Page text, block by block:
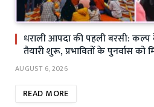
धराली आपदा की पहली बरसी: कल्प
तैयारी शुरू, प्रभावितों के पुनर्वास को
AUGUST 6, 2026
READ MORE